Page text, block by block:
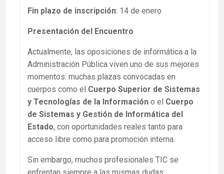
Fin plazo de inscripción: 14 de enero
Presentación del Encuentro
Actualmente, las oposiciones de informática a la
Administración Pública viven uno de sus mejores
momentos: muchas plazas convocadas en
cuerpos como el Cuerpo Superior de Sistemas
y Tecnologías de la Información o el Cuerpo
de Sistemas y Gestión de Informática del
Estado, con oportunidades reales tanto para
acceso libre como para promoción interna.
Sin embargo, muchos profesionales TIC se
enfrentan siempre a las mismas dudas: